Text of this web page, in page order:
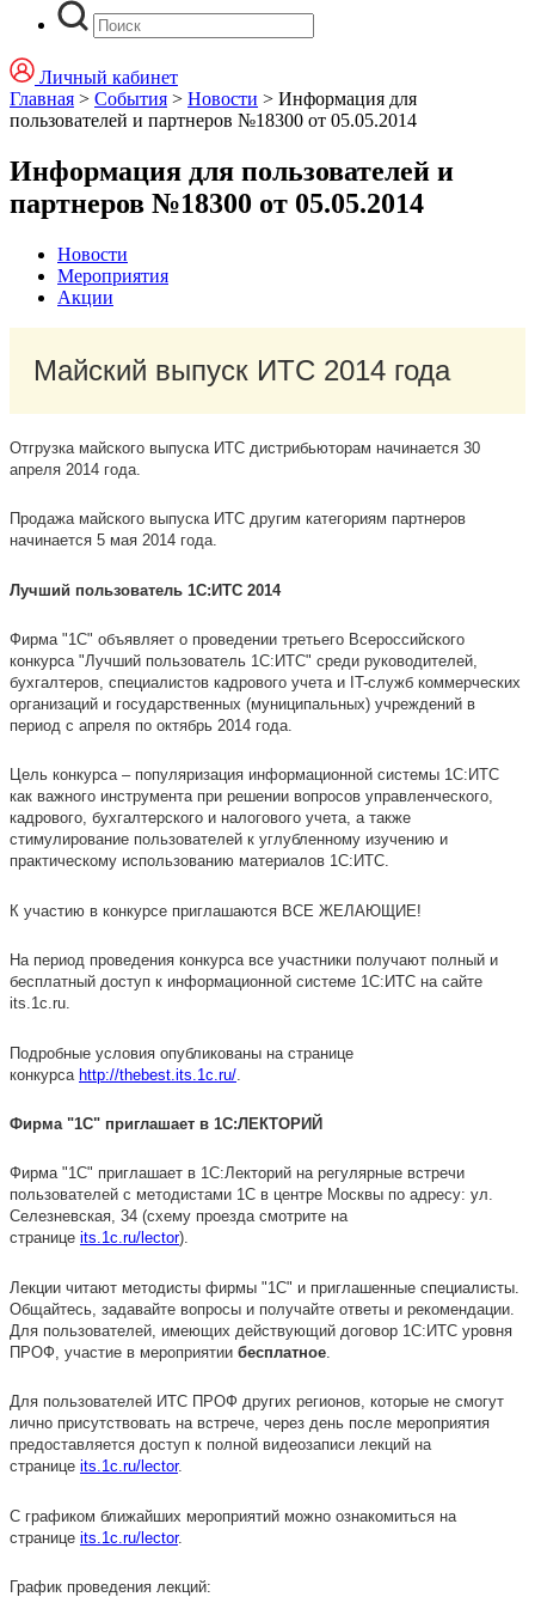
Личный кабинет
Главная > События > Новости > Информация для
пользователей и партнеров №18300 от 05.05.2014
Информация для пользователей и
партнеров №18300 от 05.05.2014
Новости
Мероприятия
Акции
Майский выпуск ИТС 2014 года
Отгрузка майского выпуска ИТС дистрибьюторам начинается 30
апреля 2014 года.
Продажа майского выпуска ИТС другим категориям партнеров
начинается 5 мая 2014 года.
Лучший пользователь 1С:ИТС 2014
Фирма "1С" объявляет о проведении третьего Всероссийского
конкурса "Лучший пользователь 1С:ИТС" среди руководителей,
бухгалтеров, специалистов кадрового учета и IT-служб коммерческих
организаций и государственных (муниципальных) учреждений в
период с апреля по октябрь 2014 года.
Цель конкурса – популяризация информационной системы 1С:ИТС
как важного инструмента при решении вопросов управленческого,
кадрового, бухгалтерского и налогового учета, а также
стимулирование пользователей к углубленному изучению и
практическому использованию материалов 1С:ИТС.
К участию в конкурсе приглашаются ВСЕ ЖЕЛАЮЩИЕ!
На период проведения конкурса все участники получают полный и
бесплатный доступ к информационной системе 1С:ИТС на сайте
its.1c.ru.
Подробные условия опубликованы на странице
конкурса http://thebest.its.1c.ru/
Фирма "1С" приглашает в 1С:ЛЕКТОРИЙ
Фирма "1С" приглашает в 1С:Лекторий на регулярные встречи
пользователей с методистами 1С в центре Москвы по адресу: ул.
Селезневская, 34 (схему проезда смотрите на
странице its.1c.ru/lector).
Лекции читают методисты фирмы "1С" и приглашенные специалисты.
Общайтесь, задавайте вопросы и получайте ответы и рекомендации.
Для пользователей, имеющих действующий договор 1С:ИТС уровня
ПРОФ, участие в мероприятии бесплатное
Для пользователей ИТС ПРОФ других регионов, которые не смогут
лично присутствовать на встрече, через день после мероприятия
предоставляется доступ к полной видеозаписи лекций на
странице its.1c.ru/lector.
С графиком ближайших мероприятий можно ознакомиться на
странице its.1c.ru/lector.
График проведения лекций: